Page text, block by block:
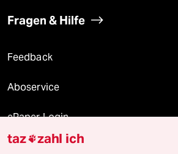
Fragen & Hilfe
Feedback
Aboservice
ePaper Login
Downloads für Abonnierende
taz zahl ich